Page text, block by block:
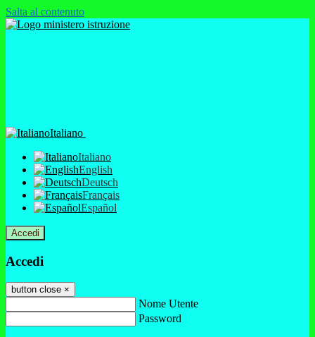
Salta al contenuto
Italiano
Italiano
English
Deutsch
Français
Español
Accedi
Accedi
button close ×
Nome Utente
Password